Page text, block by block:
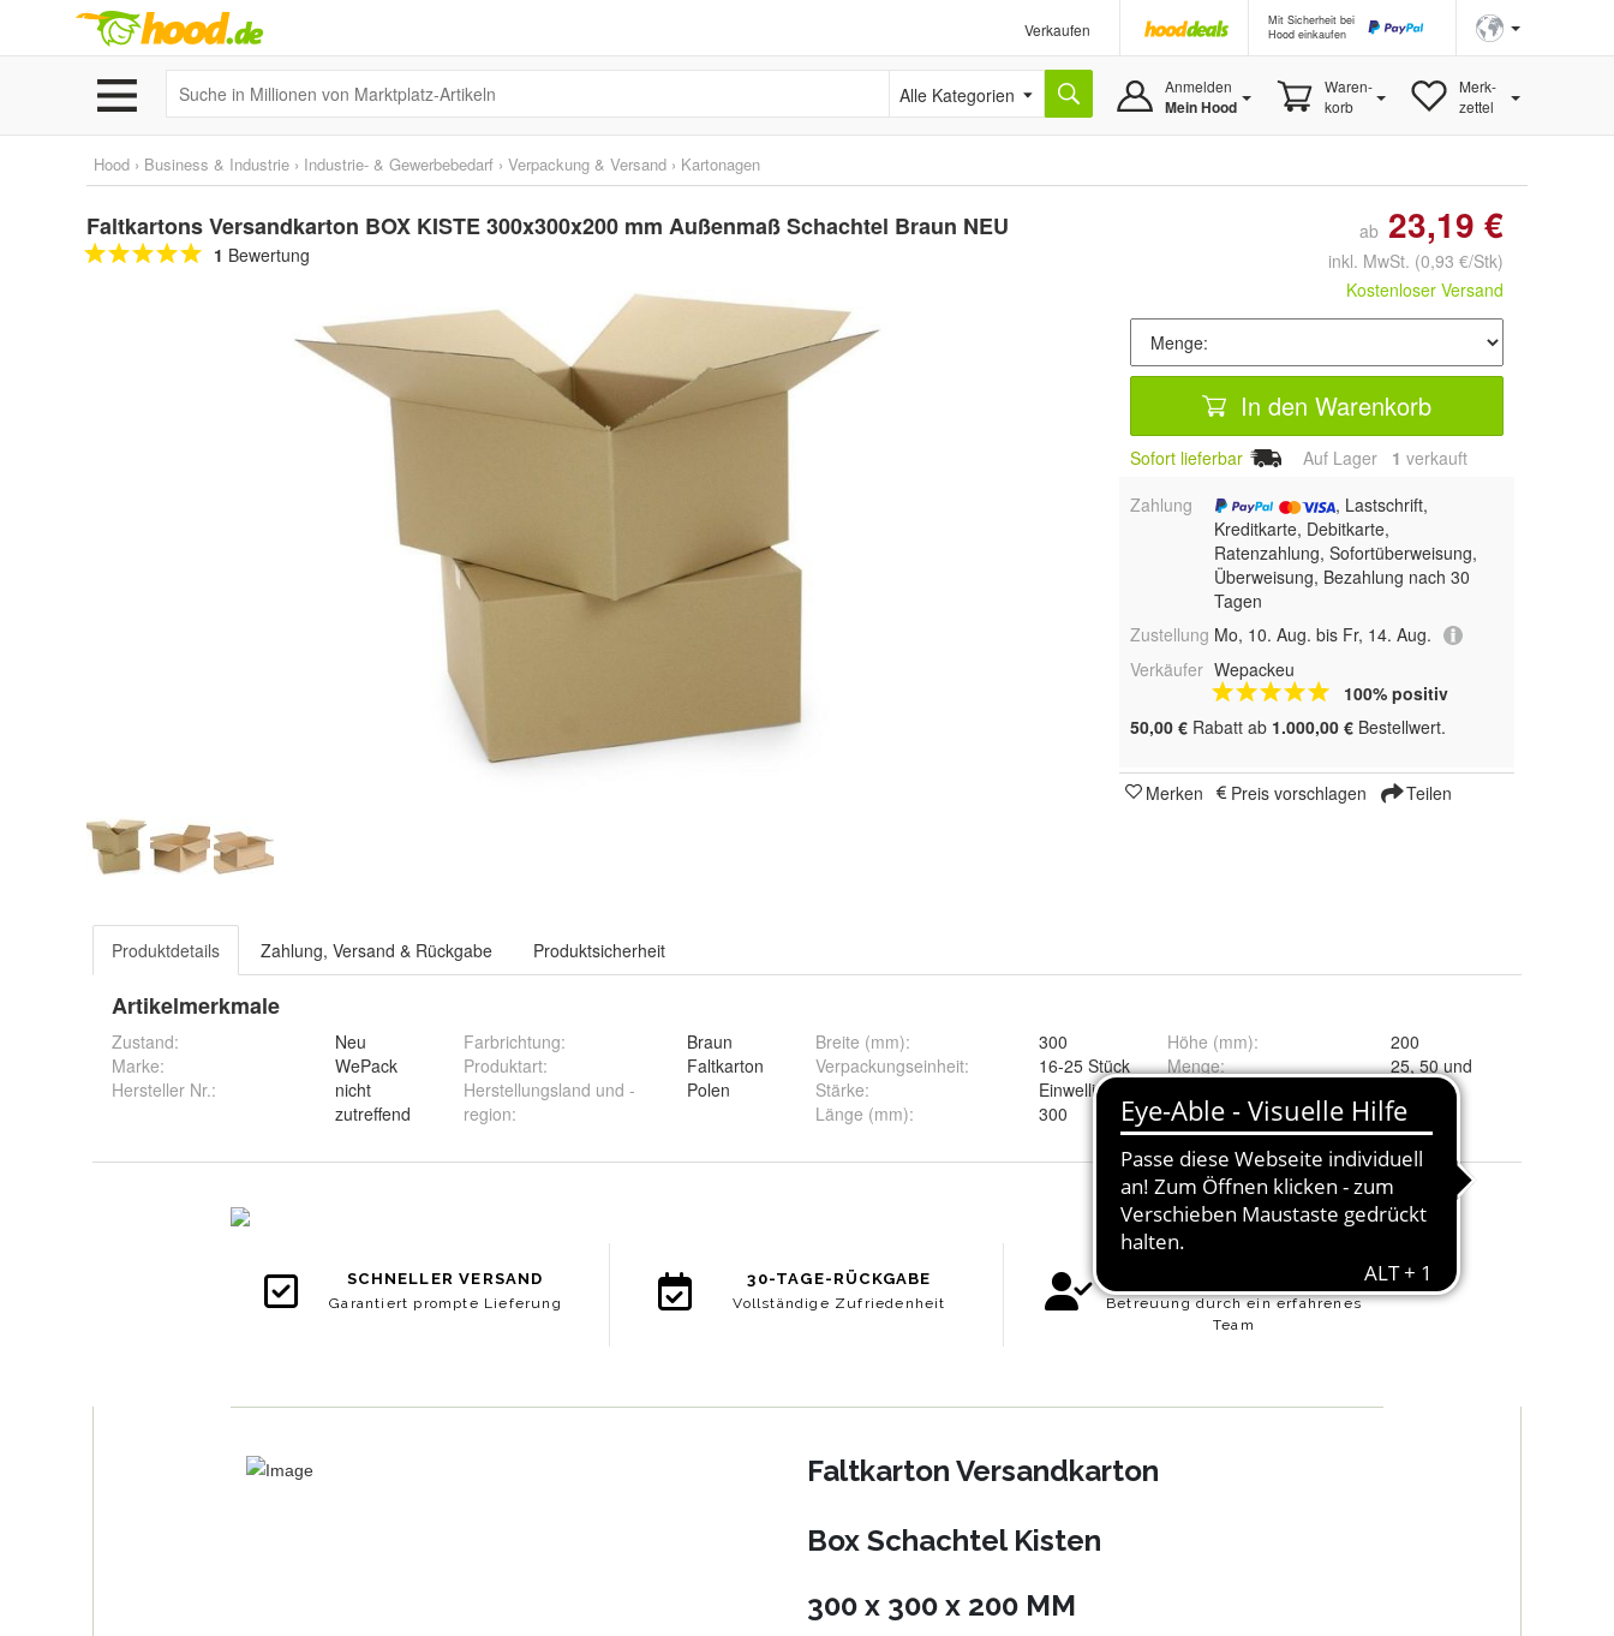
Verkaufen
Mit Sicherheit bei
Hood einkaufen
Alle Kategorien Anmelden
Mein Hood
Waren-
korb
Merk-
zettel
Hood › Business & Industrie › Industrie- & Gewerbebedarf › Verpackung & Versand › Kartonagen
Faltkartons Versandkarton BOX KISTE 300x300x200 mm Außenmaß Schachtel Braun NEU
1 Bewertung
ab 23,19 €
inkl. MwSt. (0,93 €/Stk)
Kostenloser Versand
In den Warenkorb
Sofort lieferbar Auf Lager 1 verkauft
Zahlung
, Lastschrift,
Kreditkarte, Debitkarte,
Ratenzahlung, Sofortüberweisung,
Überweisung, Bezahlung nach 30
Tagen
Zustellung Mo, 10. Aug. bis Fr, 14. Aug.
Verkäufer Wepackeu
100% positiv
50,00 € Rabatt ab 1.000,00 € Bestellwert.
Merken Preis vorschlagen Teilen
Produktdetails Zahlung, Versand & Rückgabe Produktsicherheit
Artikelmerkmale
Zustand:
Neu
Marke:
WePack
Hersteller Nr.:
nicht
zutreffend
Farbrichtung:
Braun
Produktart:
Faltkarton
Herstellungsland und -
region:
Polen
Breite (mm):
300
Verpackungseinheit:
16-25 Stück
Stärke:
Einwellig
Länge (mm): 300
Höhe (mm):
200
Menge:
25, 50 und